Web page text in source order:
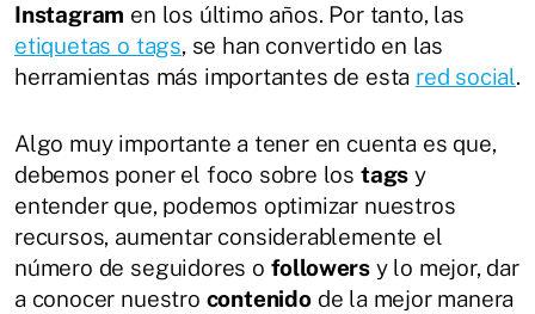
Instagram en los último años. Por tanto, las
etiquetas o tags, se han convertido en las
herramientas más importantes de esta red social.
Algo muy importante a tener en cuenta es que,
debemos poner el foco sobre los tags y
entender que, podemos optimizar nuestros
recursos, aumentar considerablemente el
número de seguidores o followersy lo mejor, dar
a conocer nuestro contenidode la mejor manera